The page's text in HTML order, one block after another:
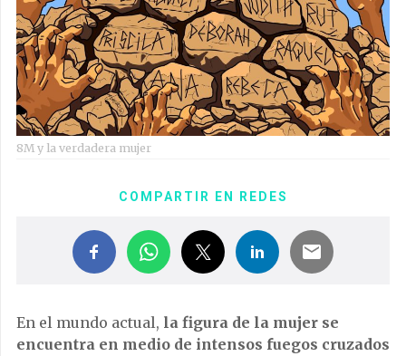
8M y la verdadera mujer
COMPARTIR EN REDES
En el mundo actual, la figura de la mujer se
encuentra en medio de intensos fuegos cruzados